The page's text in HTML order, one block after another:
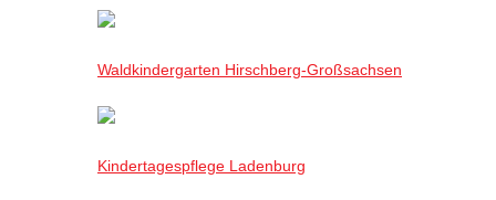
Waldkindergarten Hirschberg-Großsachsen
Kindertagespflege Ladenburg